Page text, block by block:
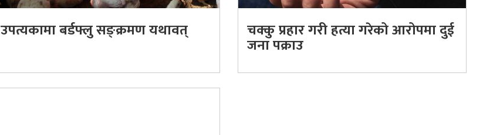
उपत्यकामा बर्डफ्लु सङ्क्रमण यथावत् चक्कु प्रहार गरी हत्या गरेको आरोपमा दुई
जना पक्राउ